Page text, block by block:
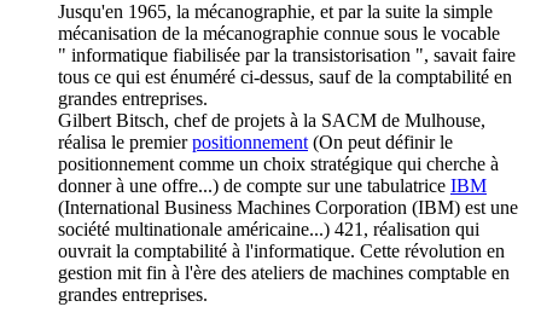
Jusqu'en 1965, la mécanographie, et par la suite la simple
mécanisation de la mécanographie connue sous le vocable
" informatique fiabilisée par la transistorisation ", savait faire
tous ce qui est énuméré ci-dessus, sauf de la comptabilité en
grandes entreprises.
Gilbert Bitsch, chef de projets à la SACM de Mulhouse,
réalisa le premierpositionnement (On peut définir le
positionnement comme un choix stratégique qui cherche à
donner à une offre...) de compte sur une tabulatrice IBM
(International Business Machines Corporation (IBM) est une
société multinationale américaine...) 421, réalisation qui
ouvrait la comptabilité à l'informatique. Cette révolution en
gestion mit fin à l'ère des ateliers de machines comptable en
grandes entreprises.